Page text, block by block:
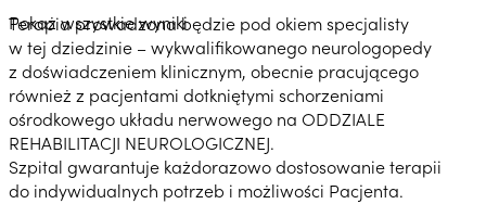
Pokaż wszystkie wyniki
Terapia prowadzona będzie pod okiem specjalisty
w tej dziedzinie – wykwalifikowanego neurologopedy
z doświadczeniem klinicznym, obecnie pracującego
również z pacjentami dotkniętymi schorzeniami
ośrodkowego układu nerwowego na ODDZIALE
REHABILITACJI NEUROLOGICZNEJ.
Szpital gwarantuje każdorazowo dostosowanie terapii
do indywidualnych potrzeb i możliwości Pacjenta.